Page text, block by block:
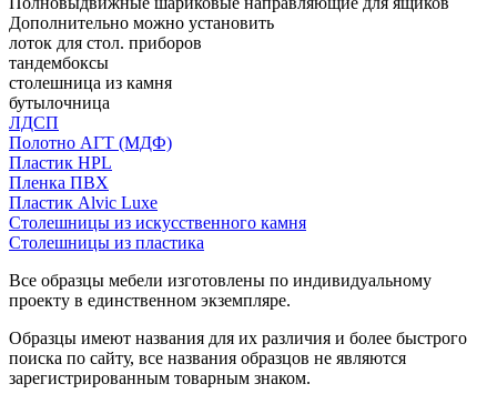
Дополнительно можно установить
лоток для стол. приборов
тандембоксы
столешница из камня
бутылочница
ЛДСП
Полотно АГТ (МДФ)
Пластик HPL
Пленка ПВХ
Пластик Alvic Luxe
Столешницы из искусственного камня
Столешницы из пластика
Все образцы мебели изготовлены по индивидуальному
проекту в единственном экземпляре.
Образцы имеют названия для их различия и более быстрого
поиска по сайту, все названия образцов не являются
зарегистрированным товарным знаком.